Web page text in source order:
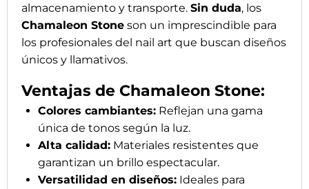
almacenamiento y transporte. Sin duda
Chamaleon Stone son un imprescindible para
los profesionales del nail art que buscan diseños
únicos y llamativos.
Ventajas de Chamaleon Stone:
Colores cambiantes: Reflejan una gama
única de tonos según la luz.
Alta calidad: Materiales resistentes que
garantizan un brillo espectacular.
Versatilidad en diseños: Ideales para